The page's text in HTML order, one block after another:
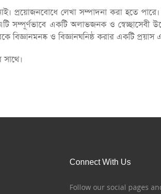
প্রয়োজনবোধে লেখা সম্পাদনা করা হতে
সম্পূর্ণভাবে একটি অলাভজনক ও
বিজ্ঞানমনষ্ক ও বিজ্ঞানঘনিষ্ঠ করার একটি
Connect With Us
Follow our social pages